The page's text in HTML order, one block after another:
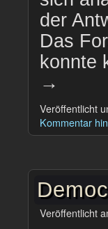
der
Das
konnte
→
Veröffentlicht
Kommentar
Veröffentlicht